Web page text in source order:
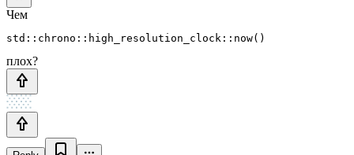
Чем
std::chrono::high_resolution_clock::now()
плох?